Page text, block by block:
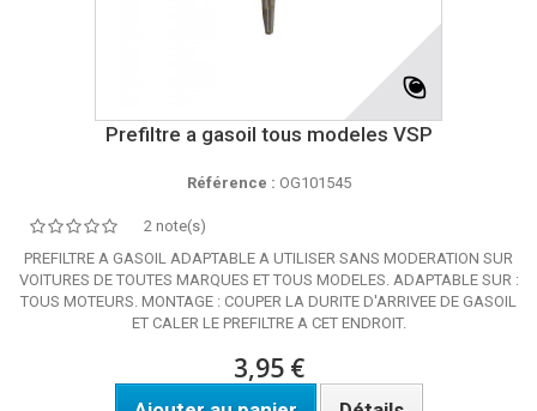
Prefiltre a gasoil tous modeles VSP
Référence : OG101545
2 note(s)
PREFILTRE A GASOIL ADAPTABLE A UTILISER SANS MODERATION SUR
VOITURES DE TOUTES MARQUES ET TOUS MODELES. ADAPTABLE SUR :
TOUS MOTEURS. MONTAGE : COUPER LA DURITE D'ARRIVEE DE GASOIL
ET CALER LE PREFILTRE A CET ENDROIT.
3,95 €